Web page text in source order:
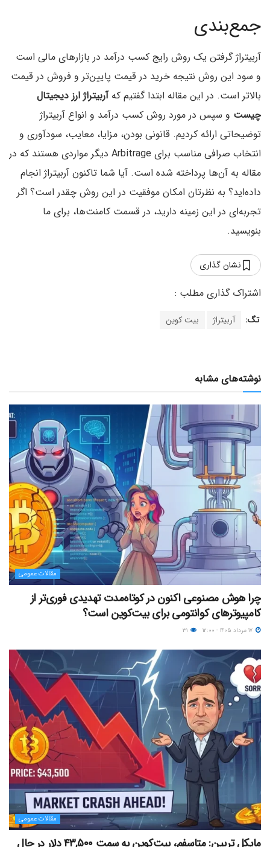
جمع‌بندی
آربیتراژ گرفتن یک روش رایج کسب درآمد در بازارهای مالی است
و سود این روش نتیجه خرید در قیمت پایین‌تر و فروش در قیمت
بالاتر است. در این مقاله ابتدا گفتیم کهآربیتراژ ارز دیجیتال
چیست و سپس در مورد روش کسب درآمد و انواع آربیتراژ
توضیحاتی ارائه کردیم. قانونی بودن، مزایا، معایب، سودآوری و
انتخاب صرافی مناسب برای Arbitrage دیگر مواردی هستند که در
مقاله به آن‌ها پرداخته شده است. آیا شما تاکنون آربیتراژ انجام
داده‌اید؟‌ به نظرتان امکان موفقیت در این روش چقدر است؟ اگر
تجربه‌ای در این زمینه دارید، در قسمت کامنت‌ها، برای ما
بنویسید.
نشان گذاری
تگ: آربیتراژ بیت کوین
نوشته‌های مشابه
مقالات عمومی
چرا هوش مصنوعی اکنون در کوتاه‌مدت تهدیدی فوری‌تر از
کامپیوترهای کوانتومی برای بیت‌کوین است؟
مقالات عمومی
مایکل ترپین: متاسفم، بیت‌کوین به سمت ۴۳,۵۰۰ دلار در حال